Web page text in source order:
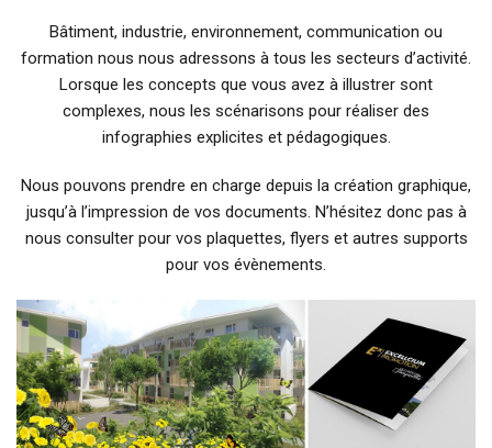
Bâtiment, industrie, environnement, communication ou
formation nous nous adressons à tous les secteurs d’activité.
Lorsque les concepts que vous avez à illustrer sont
complexes, nous les scénarisons pour réaliser des
infographies explicites et pédagogiques.
Nous pouvons prendre en charge depuis la création graphique,
jusqu’à l’impression de vos documents. N’hésitez donc pas à
nous consulter pour vos plaquettes, flyers et autres supports
pour vos évènements.